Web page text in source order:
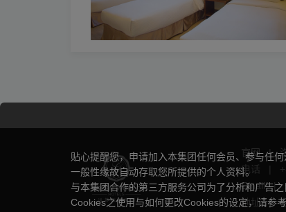
官网 |
电话
Email
|
地址
|
贴心提醒您，申请加入本集团任何会员、参与任
一般性缘故自动存取您所提供的个人资料。
与本集团合作的第三方服务公司为了分析和广告
Cookies之使用与如何更改Cookies的设定，请参